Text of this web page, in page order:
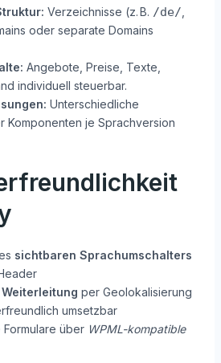
Verzeichnisse (z. B. /de/
oder separate Domains
Angebote, Preise, Texte,
individuell steuerbar.
Unterschiedliche
Komponenten je Sprachversion
sichtbaren Sprachumschalters
per Geolokalisierung
umsetzbar
über WPML-kompatible